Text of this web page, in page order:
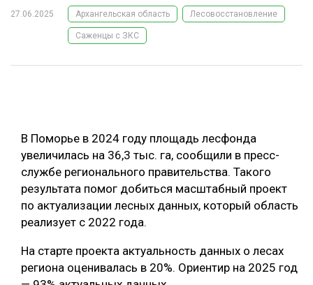
ЛЕСОЗАГОТОВКА
ЛОГИСТИКА
ПРОИЗВОДСТВО ДРЕВЕСНЫХ ПЛИТ
ЦБП
ЛЕСОПИЛЕНИЕ
ПОДБОРКИ СТАТЕЙ
ЭКСПЕРТНОЕ МНЕНИЕ
27.06.2025 Архангельская область Лесовосстановление
Саженцы с ЗКС
В Поморье в 2024 году площадь лесфонда
увеличилась на 36,3 тыс. га, сообщили в пресс-
службе регионального правительства. Такого
результата помог добиться масштабный проект
по актуализации лесных данных, который область
реализует с 2022 года.
На старте проекта актуальность данных о лесах
региона оценивалась в 20%. Ориентир на 2025 год